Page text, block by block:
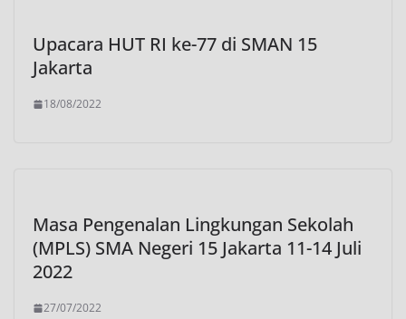
Upacara HUT RI ke-77 di SMAN 15
Jakarta
18/08/2022
Masa Pengenalan Lingkungan Sekolah
(MPLS) SMA Negeri 15 Jakarta 11-14 Juli
2022
27/07/2022